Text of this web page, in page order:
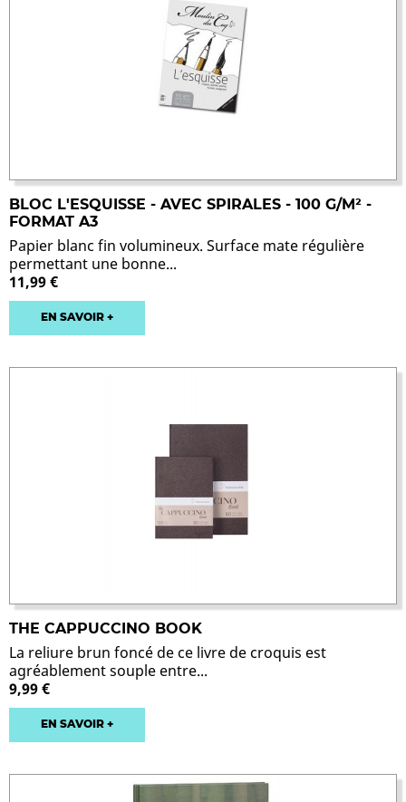
BLOC L'ESQUISSE - AVEC SPIRALES - 100 G/M² -
FORMAT A3
Papier blanc fin volumineux. Surface mate régulière
permettant une bonne...
11,99 €
EN SAVOIR +
THE CAPPUCCINO BOOK
La reliure brun foncé de ce livre de croquis est
agréablement souple entre...
9,99 €
EN SAVOIR +